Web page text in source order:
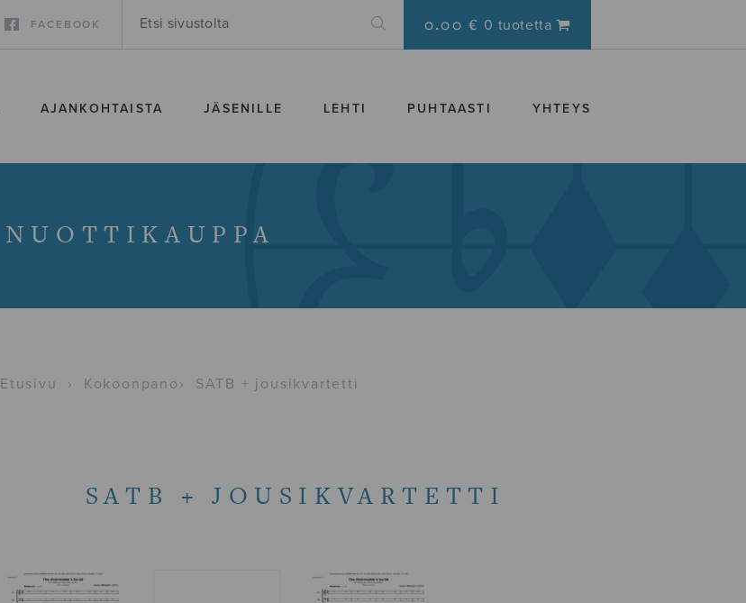
FACEBOOK 0.00 € 0 tuotetta
AJANKOHTAISTA JÄSENILLE LEHTI PUHTAASTI YHTEYS
NUOTTIKAUPPA
Etusivu › Kokoonpano › SATB + jousikvartetti
SATB + JOUSIKVARTETTI